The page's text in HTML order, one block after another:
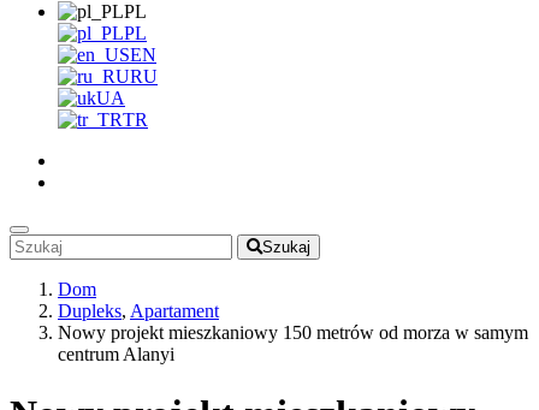
PL
PL
EN
RU
UA
TR
Szukaj
Dom
Dupleks, Apartament
Nowy projekt mieszkaniowy 150 metrów od morza w samym
centrum Alanyi